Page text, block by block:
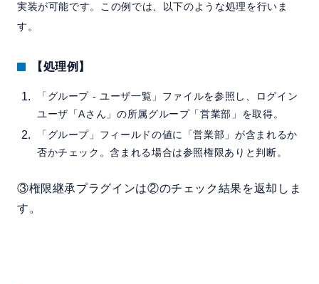
実装が可能です。この例では、以下のような処理を行いま
す。
【処理例】
「グループ - ユーザ一覧」ファイルを参照し、ログイン
ユーザ「Aさん」の所属グループ「営業部」を取得。
「グループ」フィールドの値に「営業部」が含まれるか
否かチェック。含まれる場合は参照権限ありと判断。
③権限継承プラグインは②のチェック結果を返却しま
す。